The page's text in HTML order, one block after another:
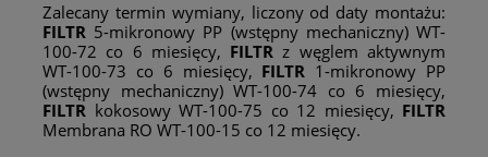
Zalecany termin wymiany, liczony od daty montażu:
FILTR 5-mikronowy PP (wstępny mechaniczny) WT-
100-72 co 6 miesięcy, FILTR z węglem aktywnym
WT-100-73 co 6 miesięcy, FILTR 1-mikronowy PP
(wstępny mechaniczny) WT-100-74 co 6 miesięcy,
FILTR kokosowy WT-100-75 co 12 miesięcy, FILTR
Membrana RO WT-100-15 co 12 miesięcy.